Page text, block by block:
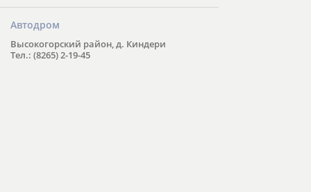
Автодром
Высокогорский район, д. Киндери
Тел.: (8265) 2-19-45